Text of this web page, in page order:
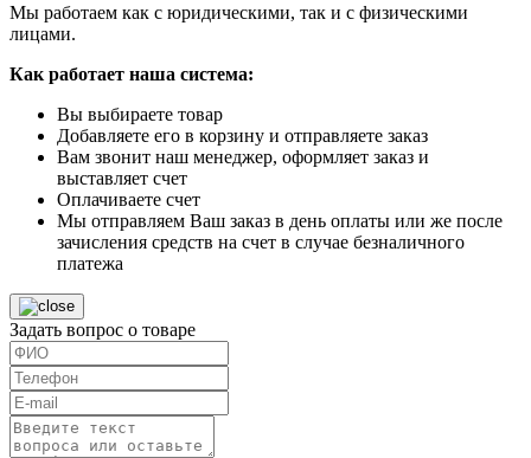
Мы работаем как с юридическими, так и с физическими
лицами.
Как работает наша система:
Вы выбираете товар
Добавляете его в корзину и отправляете заказ
Вам звонит наш менеджер, оформляет заказ и
выставляет счет
Оплачиваете счет
Мы отправляем Ваш заказ в день оплаты или же после
зачисления средств на счет в случае безналичного
платежа
Задать вопрос о товаре